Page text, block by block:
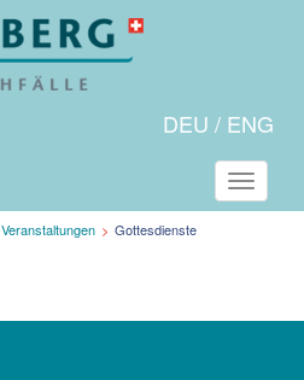
DEU
ENG
Veranstaltungen
Aktuelle
Gottesdienste